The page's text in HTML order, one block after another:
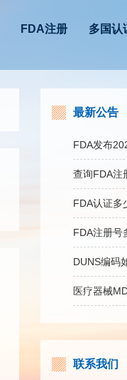
FDA注册 多国认
最新公告
FDA发布
查询FDA注
FDA认证多
FDA注册号
DUNS编码
医疗器械
联系我们